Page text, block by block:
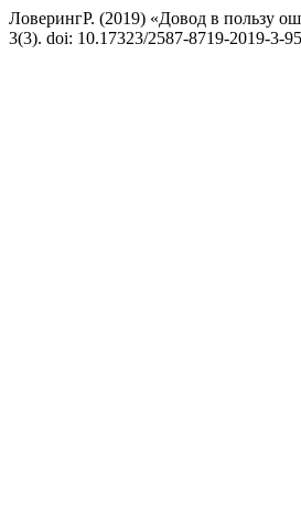
ЛоверингР. (2019) «Довод в пользу
3(3). doi: 10.17323/2587-8719-2019-3-